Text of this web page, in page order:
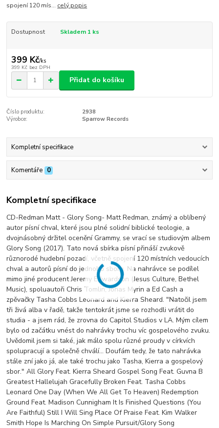
spojení 120 mís... celý popis
Dostupnost Skladem 1 ks
399 Kč/ks
399 Kč bez DPH
Přidat do košíku
Číslo produktu:
2938
Výrobce:
Sparrow Records
Kompletní specifikace
Komentáře 0
Kompletní specifikace
CD-Redman Matt - Glory Song- Matt Redman, známý a oblíbený
autor písní chval, které jsou plné solidní biblické teologie, a
dvojnásobný držitel ocenění Grammy, se vrací se studiovým albem
Glory Song (2017). Tato nová sbírka písní přináší zvukově
různorodé hudební pozadí, včetně spojení 120 místních vedoucích
chval a autorů písní do jednoho sboru. Na nahrávce se podílel
mimo jiné producent Jeremy Edwardson (Jesus Culture, Bethel
Music), spoluautoři Chris Tomlin, Jonas Myrin a Ed Cash a
zpěvačky Tasha Cobbs Leonard and Kierra Sheard. "Natočil jsem
tři živá alba v řadě, takže tentokrát jsme se rozhodli vrátit do
studia - a jsem rád, že zrovna do Capitol Studios v LA. Mým cílem
bylo od začátku vnést do nahrávky trochu víc gospelového zvuku.
Uvědomil jsem si také, jak málo spolu různé proudy v církvích
spolupracují a společně chválí... Doufám tedy, že tato nahrávka
stále zní jako já, ale také trochu jako Tasha, Kierra a gospelový
sbor." All Glory Feat. Kierra Sheard Gospel Song Feat. Guvna B
Greatest Hallelujah Gracefully Broken Feat. Tasha Cobbs
Leonard One Day (When We All Get To Heaven) Redemption
Ground Feat. Madison Cunnigham It Is Finished Questions (You
Are Faithful) Still I Will Sing Place Of Praise Feat. Kim Walker
Smith Hope Is Marching On Simple Pursuit/Glory Song